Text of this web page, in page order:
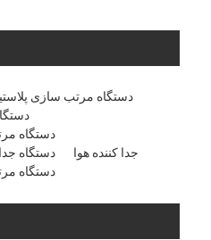
دستگاه مرتب سازی
دستگاه
دستگاه
جدا کننده هوا
دستگاه